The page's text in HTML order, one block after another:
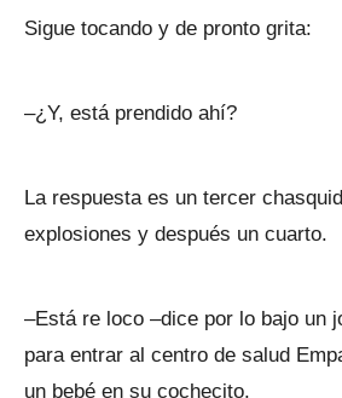
Sigue tocando y de pronto grita:
–¿Y, está prendido ahí?
La respuesta es un tercer
explosiones y después un cuarto.
–Está re loco –dice por lo bajo un
para entrar al centro de salud
un bebé en su cochecito.